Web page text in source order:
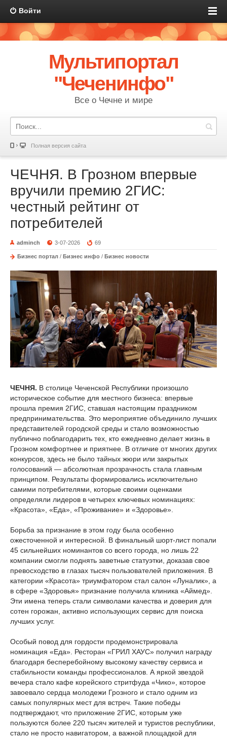
Войти
Мультипортал
"Чеченинфо"
Все о Чечне и мире
Полная версия сайта
ЧЕЧНЯ. В Грозном впервые
вручили премию 2ГИС:
честный рейтинг от
потребителей
adminch 3-07-2026 69
Бизнес портал / Бизнес инфо / Бизнес новости
ЧЕЧНЯ. В столице Чеченской Республики произошло
историческое событие для местного бизнеса: впервые
прошла премия 2ГИС, ставшая настоящим праздником
предпринимательства. Это мероприятие объединило лучших
представителей городской среды и стало возможностью
публично поблагодарить тех, кто ежедневно делает жизнь в
Грозном комфортнее и приятнее. В отличие от многих других
конкурсов, здесь не было тайных жюри или закрытых
голосований — абсолютная прозрачность стала главным
принципом. Результаты формировались исключительно
самими потребителями, которые своими оценками
определяли лидеров в четырех ключевых номинациях:
«Красота», «Еда», «Проживание» и «Здоровье».
Борьба за признание в этом году была особенно
ожесточенной и интересной. В финальный шорт-лист попали
45 сильнейших номинантов со всего города, но лишь 22
компании смогли поднять заветные статуэтки, доказав свое
превосходство в глазах тысяч пользователей приложения. В
категории «Красота» триумфатором стал салон «Луналик», а
в сфере «Здоровья» признание получила клиника «Аймед».
Эти имена теперь стали символами качества и доверия для
сотен горожан, активно использующих сервис для поиска
лучших услуг.
Особый повод для гордости продемонстрировала
номинация «Еда». Ресторан «ГРИЛ ХАУС» получил награду
благодаря бесперебойному высокому качеству сервиса и
стабильности команды профессионалов. А яркой звездой
вечера стало кафе корейского стритфуда «Чико», которое
завоевало сердца молодежи Грозного и стало одним из
самых популярных мест для встреч. Такие победы
подтверждают, что приложение 2ГИС, которым уже
пользуются более 220 тысяч жителей и туристов республики,
стало не просто навигатором, а важной площадкой для